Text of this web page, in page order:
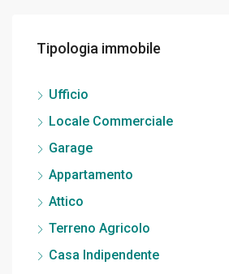
Tipologia immobile
Ufficio
Locale Commerciale
Garage
Appartamento
Attico
Terreno Agricolo
Casa Indipendente